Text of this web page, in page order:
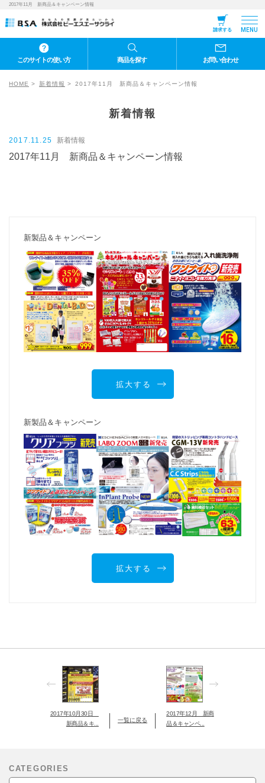
2017年11月 新商品＆キャンペーン情報
請求する MENU
このサイトの使い方 商品を探す お問い合わせ
HOME 新着情報 2017年11月 新商品＆キャンペーン情報
新着情報
2017.11.25 新着情報
2017年11月 新商品＆キャンペーン情報
新製品＆キャンペーン
拡大する
新製品＆キャンペーン
拡大する
2017年10月30日
新商品＆キ...
一覧に戻る
2017年12月 新商
品＆キャンペ...
CATEGORIES